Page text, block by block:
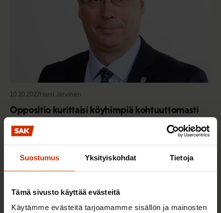
Suostumus Yksityiskohdat Tietoja
Tämä sivusto käyttää evästeitä
Käytämme evästeitä tarjoamamme sisällön ja mainosten
10.10.2022Harri Järvinen
Oppositio kurittaisi köyhimpiä kohtuuttomasti
TALOUS JA ELINKEINOELÄMÄ